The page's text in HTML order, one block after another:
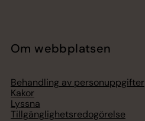
Om webbplatsen
Behandling av personuppgifter
Kakor
Lyssna
Tillgänglighetsredogörelse